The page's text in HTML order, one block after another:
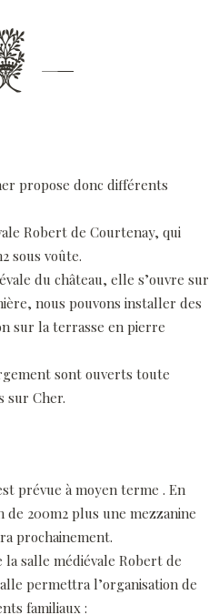
propose donc différents
Robert de Courtenay, qui
sous voûte.
du château, elle s’ouvre sur
nous pouvons installer des
sur la terrasse en pierre
sont ouverts toute
sur Cher.
prévue à moyen terme . En
200m2 plus une mezzanine
prochainement.
salle médiévale Robert de
permettra l’organisation de
familiaux :